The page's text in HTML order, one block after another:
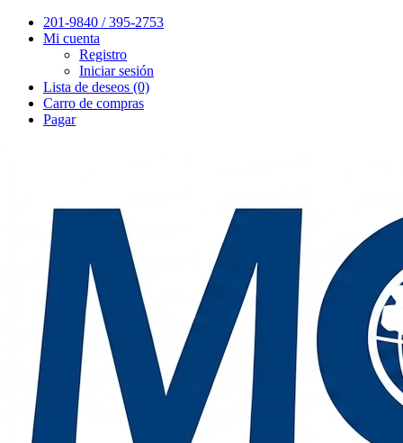
201-9840 / 395-2753
Mi cuenta
Registro
Iniciar sesión
Lista de deseos (0)
Carro de compras
Pagar